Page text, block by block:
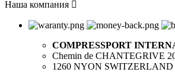
Наша компания 
COMPRESSPORT
Chemin de CHANTEGRIVE
1260 NYON SWITZERLAND